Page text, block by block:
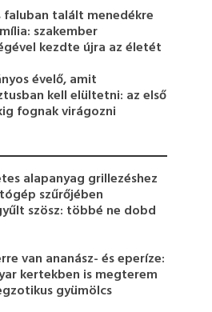
faluban talált menedékre
szakember
kezdte újra az életét
évelő, amit
kell elültetni: az első
fognak virágozni
alapanyag grillezéshez
szűrőjében
szösz: többé ne dobd
van ananász- és eperíze:
kertekben is megterem
gyümölcs